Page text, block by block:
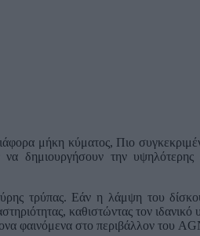
μήκη κύματος, Πιο
δημιουργήσουν την
τρύπας. Εάν η λάμψη του
καθιστώντας τον
φαινόμενα στο περιβάλλον του